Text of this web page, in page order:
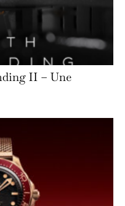
II – Une